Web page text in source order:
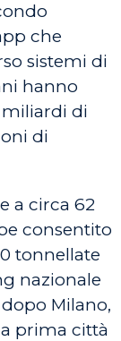
che
sistemi di
hanno
miliardi di
di
a circa 62
consentito
tonnellate
nazionale
Milano,
prima città